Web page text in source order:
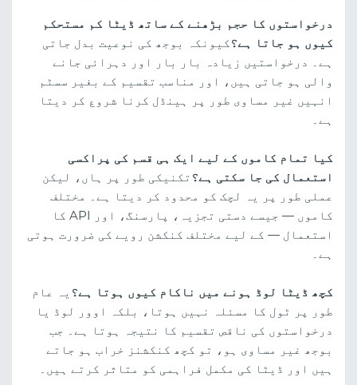
درخواستوں کا حجم بڑھنے کے ساتھ ڈیٹا کم مستحکم
کیوں ہو جاتا ہے؟کیونکہ بوجھ کی نوعیت بدل جاتی
ہے۔ درخواستیں زیادہ بار بار اور دہرائی جانے
والی ہو جاتی ہیں، اور مناسب تقسیم کے بغیر سسٹم
انہیں غیر مساوی طور پر ہینڈل کرنا شروع کر دیتا
ہے۔
کیا تمام کاموں کے لیے ایک ہی قسم کی پراکسی
استعمال کی جا سکتی ہے؟ تکنیکی طور پر ہاں، لیکن
عملی طور پر یہ لچک کو محدود کر دیتا ہے۔ مختلف
کاموں — جیسے دستی تجزیہ، پارسنگ، اور API کا
استعمال — کے لیے مختلف کنکشن رویے کی ضرورت ہوتی
ہے۔
کچھ ڈیٹا لوڈ ہونے میں ناکام کیوں ہوتا ہے؟ یہ عام
طور پر ٹول کا مسئلہ نہیں ہوتا، بلکہ اوور لوڈ یا
درخواستوں کی ناقص تقسیم کا نتیجہ ہوتا ہے۔ جب
بوجھ غیر مساوی ہو، تو کچھ کنکشنز خراب ہو جاتے
ہیں اور ڈیٹا کی مکمل فراہمی کو متاثر کرتے ہیں۔